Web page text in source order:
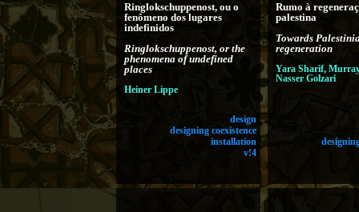
Ringlokschuppenost, ou o
fenômeno dos lugares
indefinidos
Ringlokschuppenost, or the
phenomena of undefined
places
Heiner Lippe
design
designing coexistence
installation
v!4
Rumo à
palestina
Towards
regeneration
Yara Sharif,
Nasser Golzari